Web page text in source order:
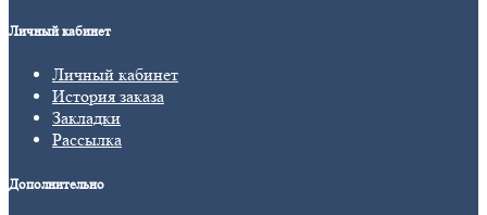
Личный кабинет
Личный кабинет
История заказа
Закладки
Рассылка
Дополнительно